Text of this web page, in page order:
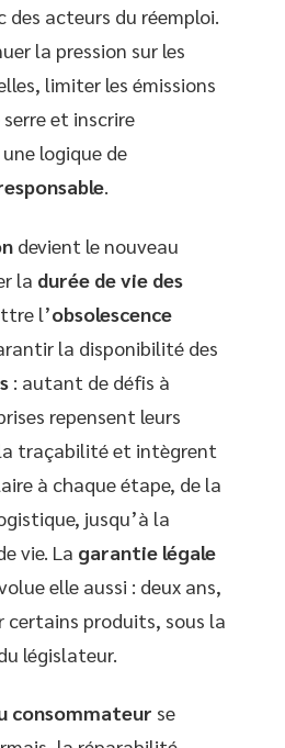
acteurs du réemploi.
la pression sur les
limiter les émissions
et inscrire
logique de
.
devient le nouveau
la durée de vie des
l’obsolescence
la disponibilité des
: autant de défis à
repensent leurs
traçabilité et intègrent
à chaque étape, de la
jusqu’à la
vie. La garantie légale
elle aussi : deux ans,
produits, sous la
législateur.
consommateur se